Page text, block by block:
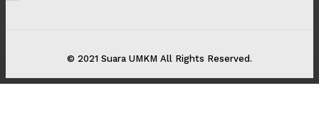
© 2021 Suara UMKM All Rights Reserved.